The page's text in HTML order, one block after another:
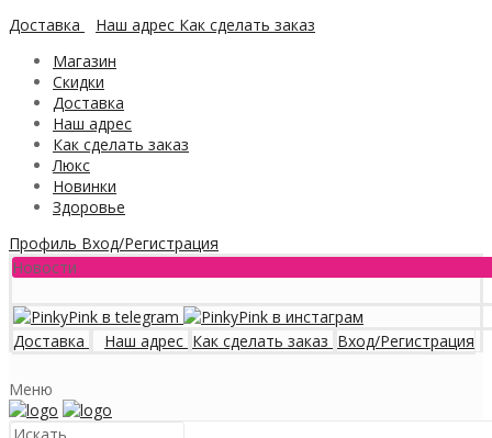
Доставка
Наш адрес Как сделать заказ
Магазин
Скидки
Доставка
Наш адрес
Как сделать заказ
Люкс
Новинки
Здоровье
Профиль Вход/Регистрация
Новости
Доставка Наш адрес Как сделать заказ Вход/Регистрация
Меню